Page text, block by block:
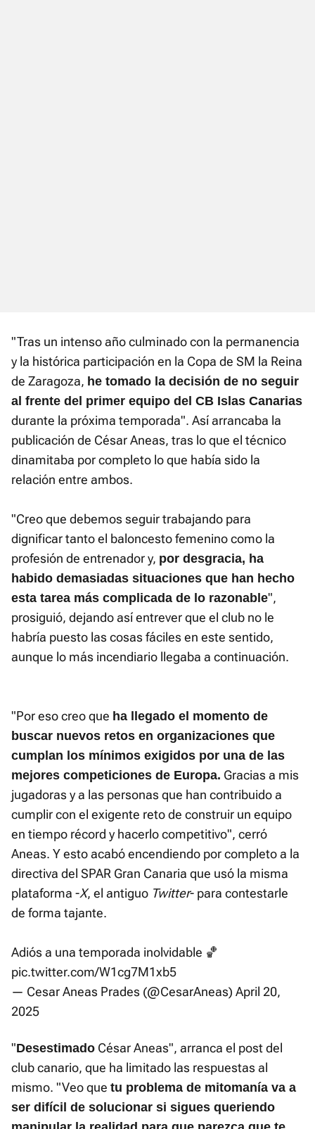
"Tras un intenso año culminado con la permanencia
y la histórica participación en la Copa de SM la Reina
de Zaragoza, he tomado la decisión de no seguir
al frente del primer equipo del CB Islas Canarias
durante la próxima temporada". Así arrancaba la
publicación de César Aneas, tras lo que el técnico
dinamitaba por completo lo que había sido la
relación entre ambos.
"Creo que debemos seguir trabajando para
dignificar tanto el baloncesto femenino como la
profesión de entrenador y, por desgracia, ha
habido demasiadas situaciones que han hecho
esta tarea más complicada de lo razonable",
prosiguió, dejando así entrever que el club no le
habría puesto las cosas fáciles en este sentido,
aunque lo más incendiario llegaba a continuación.
"Por eso creo que ha llegado el momento de
buscar nuevos retos en organizaciones que
cumplan los mínimos exigidos por una de las
mejores competiciones de Europa. Gracias a mis
jugadoras y a las personas que han contribuido a
cumplir con el exigente reto de construir un equipo
en tiempo récord y hacerlo competitivo", cerró
Aneas. Y esto acabó encendiendo por completo a la
directiva del SPAR Gran Canaria que usó la misma
plataforma -X, el antiguo Twitter- para contestarle
de forma tajante.
Adiós a una temporada inolvidable 🏀
pic.twitter.com/W1cg7M1xb5
— Cesar Aneas Prades (@CesarAneas) April 20,
2025
"Desestimado César Aneas", arranca el post del
club canario, que ha limitado las respuestas al
mismo. "Veo que tu problema de mitomanía va a
ser difícil de solucionar si sigues queriendo